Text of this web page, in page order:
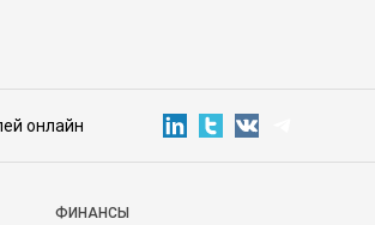
онлайн
ФИНАНСЫ